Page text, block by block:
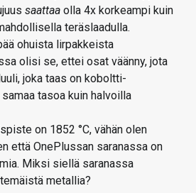
saattaa olla 4x korkeampi kuin
teräslaadulla.
ohuista lirpakkeista
olisi se, ettei osat väänny, jota
joka taas on koboltti-
tasoa kuin halvoilla
on 1852 °C, vähän olen
että OnePlussan saranassa on
Miksi siellä saranassa
metallia?